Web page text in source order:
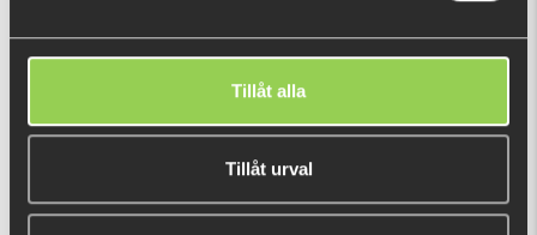
Tillåt alla
Tillåt urval
€4.47
RECENTLY VIEWED PRODUCTS